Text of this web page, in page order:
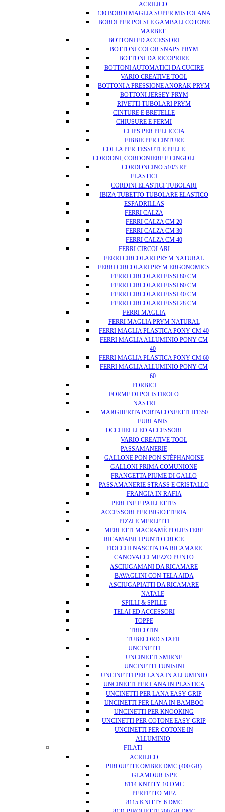
ACRILICO
130 BORDI MAGLIA SUPER MISTOLANA
BORDI PER POLSI E GAMBALI COTONE
MARBET
BOTTONI ED ACCESSORI
BOTTONI COLOR SNAPS PRYM
BOTTONI DA RICOPRIRE
BOTTONI AUTOMATICI DA CUCIRE
VARIO CREATIVE TOOL
BOTTONI A PRESSIONE ANORAK PRYM
BOTTONI JERSEY PRYM
RIVETTI TUBOLARI PRYM
CINTURE E BRETELLE
CHIUSURE E FERMI
CLIPS PER PELLICCIA
FIBBIE PER CINTURE
COLLA PER TESSUTI E PELLE
CORDONI, CORDONIERE E CINGOLI
CORDONCINO 510/3 RP
ELASTICI
CORDINI ELASTICI TUBOLARI
IBIZA TUBETTO TUBOLARE ELASTICO
ESPADRILLAS
FERRI CALZA
FERRI CALZA CM 20
FERRI CALZA CM 30
FERRI CALZA CM 40
FERRI CIRCOLARI
FERRI CIRCOLARI PRYM NATURAL
FERRI CIRCOLARI PRYM ERGONOMICS
FERRI CIRCOLARI FISSI 80 CM
FERRI CIRCOLARI FISSI 60 CM
FERRI CIRCOLARI FISSI 40 CM
FERRI CIRCOLARI FISSI 28 CM
FERRI MAGLIA
FERRI MAGLIA PRYM NATURAL
FERRI MAGLIA PLASTICA PONY CM 40
FERRI MAGLIA ALLUMINIO PONY CM
40
FERRI MAGLIA PLASTICA PONY CM 60
FERRI MAGLIA ALLUMINIO PONY CM
60
FORBICI
FORME DI POLISTIROLO
NASTRI
MARGHERITA PORTACONFETTI H1350
FURLANIS
OCCHIELLI ED ACCESSORI
VARIO CREATIVE TOOL
PASSAMANERIE
GALLONE PON PON STÉPHANOISE
GALLONI PRIMA COMUNIONE
FRANGETTA PIUME DI GALLO
PASSAMANERIE STRASS E CRISTALLO
FRANGIA IN RAFIA
PERLINE E PAILLETTES
ACCESSORI PER BIGIOTTERIA
PIZZI E MERLETTI
MERLETTI MACRAMÈ POLIESTERE
RICAMABILI PUNTO CROCE
FIOCCHI NASCITA DA RICAMARE
CANOVACCI MEZZO PUNTO
ASCIUGAMANI DA RICAMARE
BAVAGLINI CON TELA AIDA
ASCIUGAPIATTI DA RICAMARE
NATALE
SPILLI & SPILLE
TELAI ED ACCESSORI
TOPPE
TRICOTIN
TUBECORD STAFIL
UNCINETTI
UNCINETTI SMIRNE
UNCINETTI TUNISINI
UNCINETTI PER LANA IN ALLUMINIO
UNCINETTI PER LANA IN PLASTICA
UNCINETTI PER LANA EASY GRIP
UNCINETTI PER LANA IN BAMBOO
UNCINETTI PER KNOOKING
UNCINETTI PER COTONE EASY GRIP
UNCINETTI PER COTONE IN
ALLUMINIO
FILATI
ACRILICO
PIROUETTE OMBRE DMC (400 GR)
GLAMOUR ISPE
8114 KNITTY 10 DMC
PERFETTO MEZ
8115 KNITTY 6 DMC